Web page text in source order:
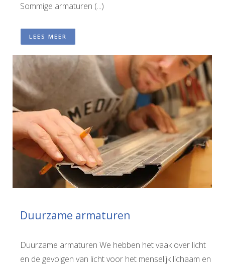
Sommige armaturen (...)
LEES MEER
Duurzame armaturen
Duurzame armaturen We hebben het vaak over licht
en de gevolgen van licht voor het menselijk lichaam en